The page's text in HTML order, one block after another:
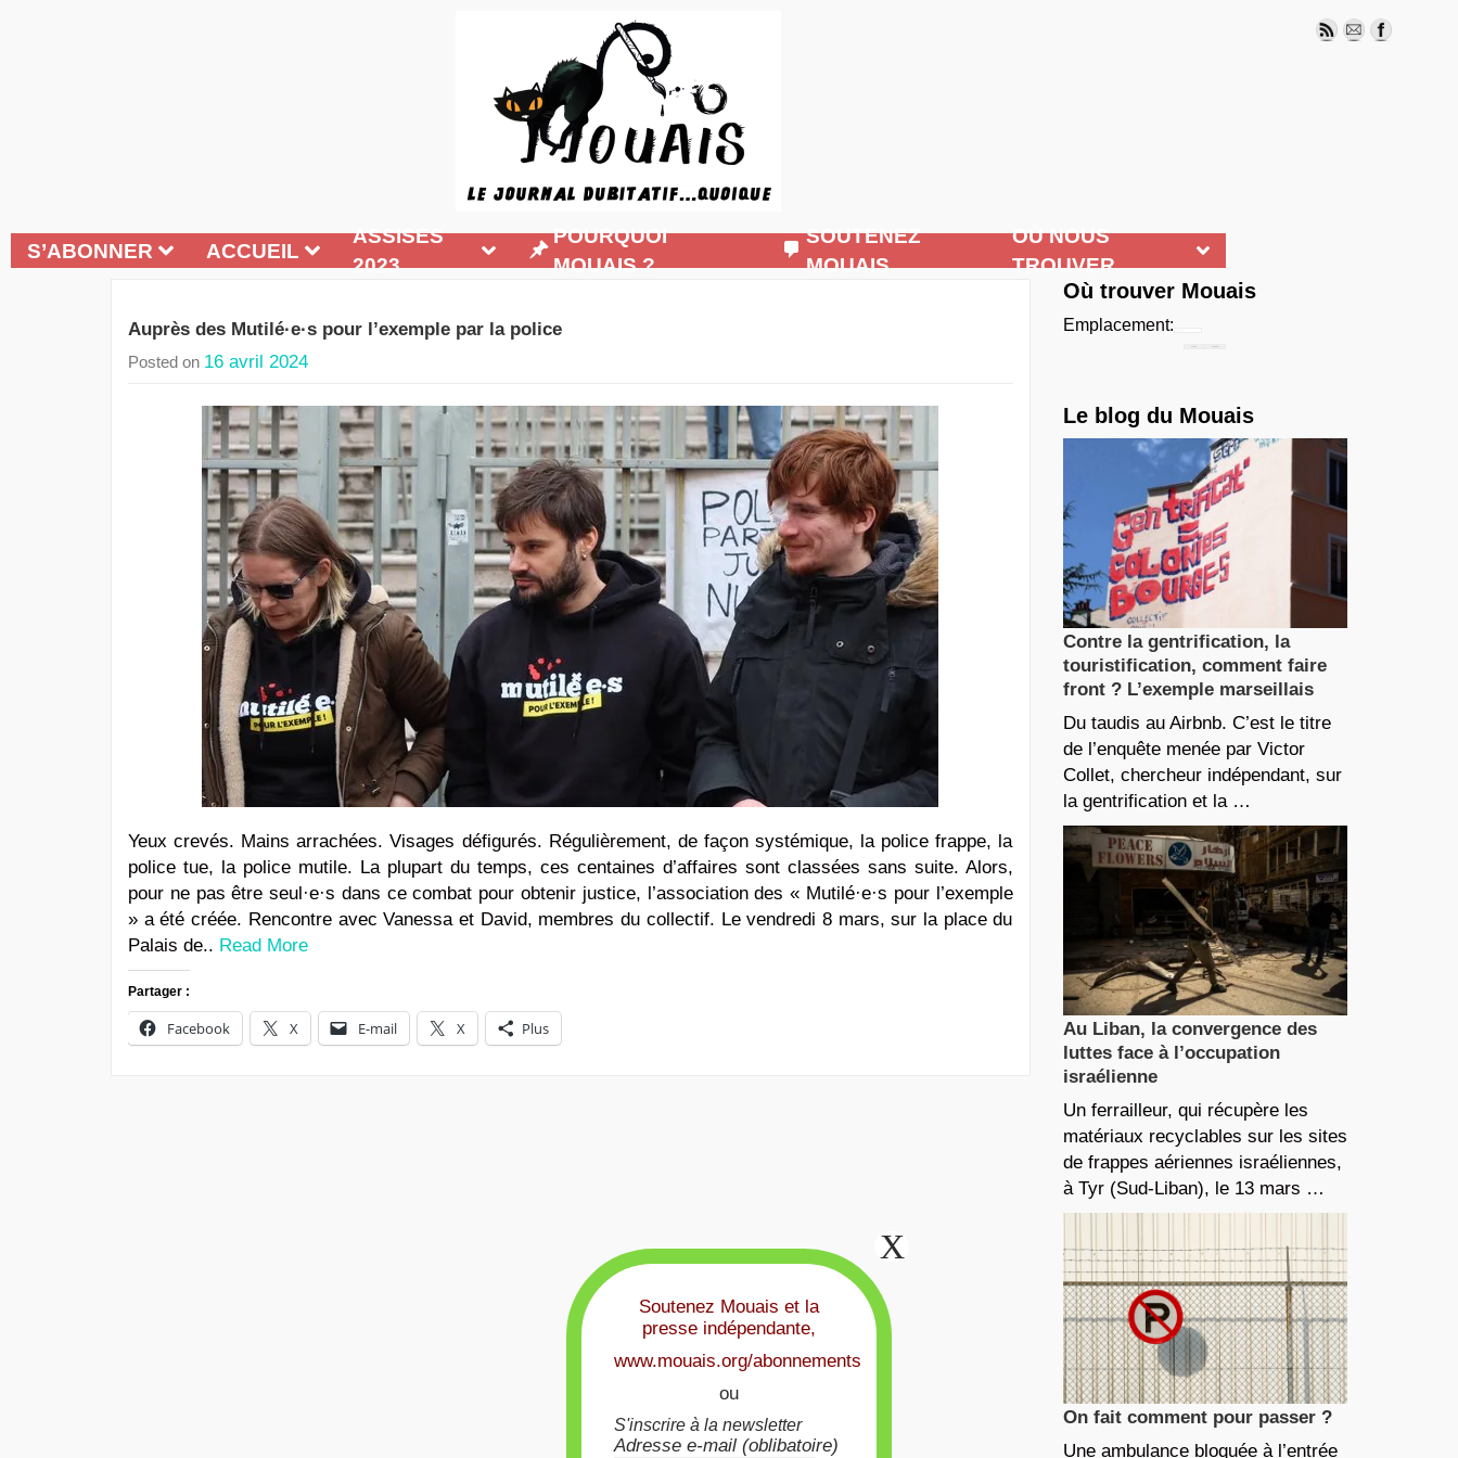
S’ABONNER ACCUEIL
ASSISES
2023
POURQUOI
MOUAIS ?
SOUTENEZ
MOUAIS
OÙ NOUS
TROUVER
Auprès des Mutilé·e·s pour l’exemple par la police
Posted on 16 avril 2024
Yeux crevés. Mains arrachées. Visages défigurés. Régulièrement, de façon systémique, la police frappe, la
police tue, la police mutile. La plupart du temps, ces centaines d’affaires sont classées sans suite. Alors,
pour ne pas être seul·e·s dans ce combat pour obtenir justice, l’association des « Mutilé·e·s pour l’exemple
» a été créée. Rencontre avec Vanessa et David, membres du collectif. Le vendredi 8 mars, sur la place du
Palais de.. Read More
Partager :
Facebook X E-mail X Plus
Où trouver Mouais
Emplacement:
Le blog du Mouais
Contre la gentrification, la
touristification, comment faire
front ? L’exemple marseillais
Du taudis au Airbnb. C’est le titre
de l’enquête menée par Victor
Collet, chercheur indépendant, sur
la gentrification et la …
Au Liban, la convergence des
luttes face à l’occupation
israélienne
Un ferrailleur, qui récupère les
matériaux recyclables sur les sites
de frappes aériennes israéliennes,
à Tyr (Sud-Liban), le 13 mars …
On fait comment pour passer ?
Une ambulance bloquée à l’entrée
Soutenez Mouais et la
presse indépendante,
www.mouais.org/abonnements
ou
S'inscrire à la newsletter
Adresse e-mail (oblibatoire)